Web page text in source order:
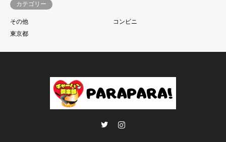
カテゴリー
その他
コンビニ
東京都